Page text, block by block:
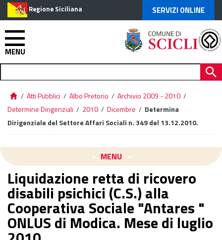
Regione Siciliana SERVIZI ONLINE
MENU
/ Atti Pubblici / Albo Pretorio / Archivio 2009 - 2010 /
Determine Dirigenziali / 2010 / Dicembre / Determina
Dirigenziale del Settore Affari Sociali n. 349 del 13.12.2010.
MENU
Liquidazione retta di ricovero
disabili psichici (C.S.) alla
Cooperativa Sociale "Antares "
ONLUS di Modica. Mese di luglio